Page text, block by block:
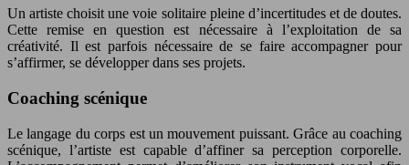
Un artiste choisit une voie solitaire pleine d’incertitudes et de doutes.
Cette remise en question est nécessaire à l’exploitation de sa
créativité. Il est parfois nécessaire de se faire accompagner pour
s’affirmer, se développer dans ses projets.
Coaching scénique
Le langage du corps est un mouvement puissant. Grâce au coaching
scénique, l’artiste est capable d’affiner sa perception corporelle.